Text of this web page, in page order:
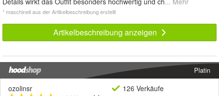
* maschinell aus der Artikelbeschreibung erstellt
Artikelbeschreibung anzeigen
Platin
ozolinsr
126 Verkäufe